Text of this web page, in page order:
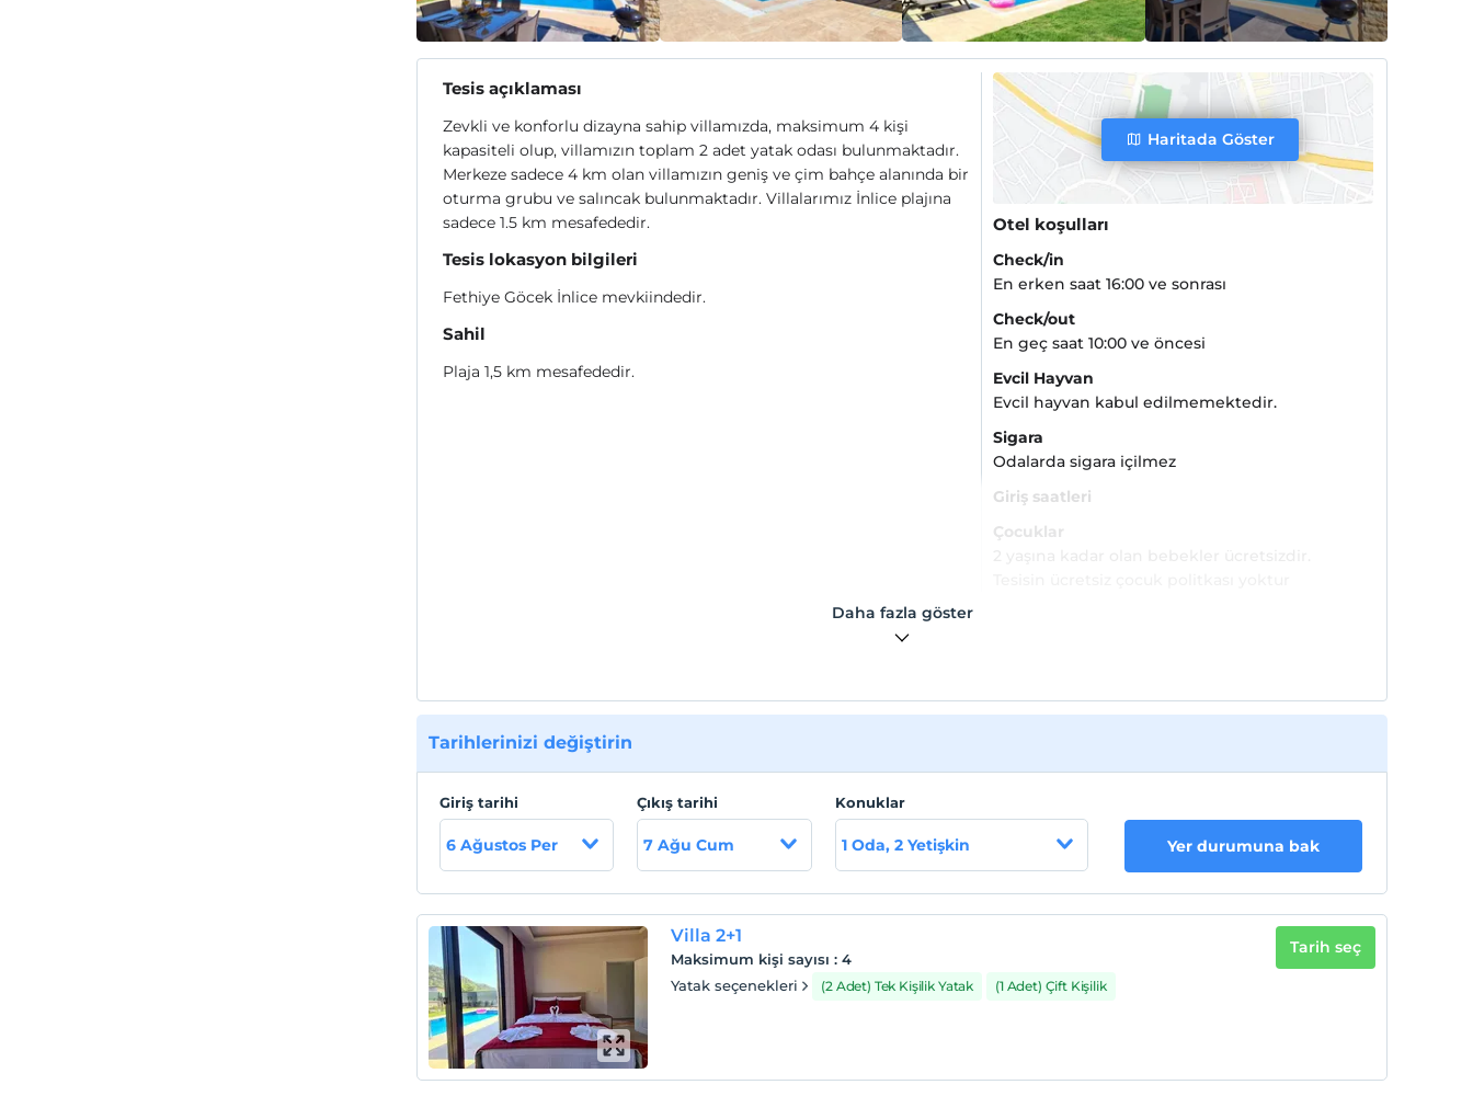
Tesis açıklaması
Zevkli ve konforlu dizayna sahip villamızda, maksimum 4 kişi
kapasiteli olup, villamızın toplam 2 adet yatak odası bulunmaktadır.
Merkeze sadece 4 km olan villamızın geniş ve çim bahçe alanında bir
oturma grubu ve salıncak bulunmaktadır. Villalarımız İnlice plajına
sadece 1.5 km mesafededir.
Tesis lokasyon bilgileri
Fethiye Göcek İnlice mevkiindedir.
Sahil
Plaja 1,5 km mesafededir.
Haritada Göster
Otel koşulları
Check/in
En erken saat 16:00 ve sonrası
Check/out
En geç saat 10:00 ve öncesi
Evcil Hayvan
Evcil hayvan kabul edilmemektedir.
Sigara
Odalarda sigara içilmez
Giriş saatleri
Çocuklar
Daha fazla göster
Tarihlerinizi değiştirin
Giriş tarihi
6 Ağustos Per
Çıkış tarihi
7 Ağu Cum
Konuklar
1 Oda, 2 Yetişkin Yer durumuna bak
Villa 2+1
Maksimum kişi sayısı :4
Yatak seçenekleri
(2 Adet) Tek Kişilik Yatak (1 Adet) Çift Kişilik
Tarih seç